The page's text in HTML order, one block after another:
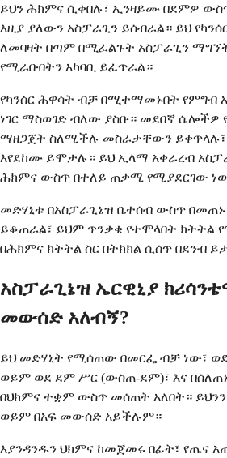
ይህን ሕክምና ሲቀበሉ፣ ኢንዛይሙ በደምዎ
እዚያ ያለውን አስፓራጊን ይሰብራል። ይህ
ለመባዛት በጣም በሚፈልጉት አስፓራጊን
የሚራቡበትን አካባቢ ይፈጥራል።
የካንሰር ሕዋሳት ብቻ በሚተማመኑበት የምግብ
ነገር ማስወገድ ብለው ያስቡ። መደበኛ ሴሎችዎ
ማዘጋጀት ስለሚችሉ መስራታቸውን ይቀጥላሉ፣
እየደከሙ ይሞታሉ። ይህ ኢላማ አቀራረብ
ሕክምና ውስጥ በተለይ ጠቃሚ የሚያደርገው
መድሃኒቱ በአስፓራጊኔዝ ቤተሰብ ውስጥ በመጠኑ
ይቆጠራል፣ ይህም ጥንቃቄ የተሞላበት ክትትል
በሕክምና ክትትል ስር በትክክል ሲሰጥ በደንብ
አስፓራጊኔዝ ኤርዊኒያ
መውሰድ አለብኝ?
ይህ መድሃኒት የሚሰጠው በመርፌ ብቻ ነው፣
ወይም ወደ ደም ሥር (ውስጠ-ደም)፣ እና
በህክምና ተቋም ውስጥ መሰጠት አለበት።
ወይም በአፍ መውሰድ አይችሉም።
እያንዳንዱን ህክምና ከመጀመሩ በፊት፣ የጤና